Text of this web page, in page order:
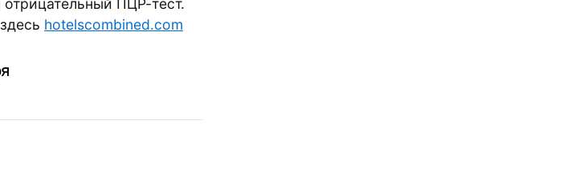
ПЦР-тест.
hotelscombined.com